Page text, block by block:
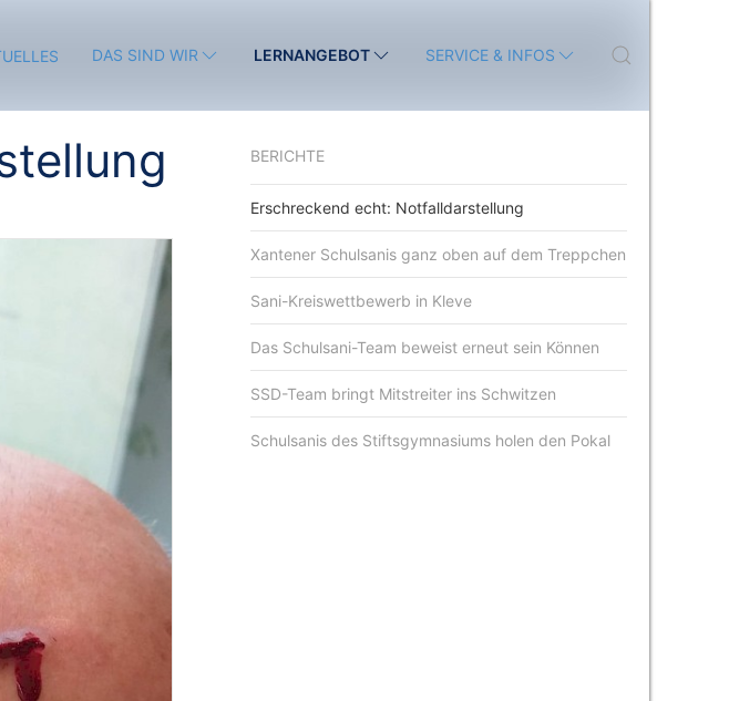
DAS SIND WIR LERNANGEBOT SERVICE & INFOS
BERICHTE
Erschreckend echt: Notfalldarstellung
Xantener Schulsanis ganz oben auf dem Treppchen
Sani-Kreiswettbewerb in Kleve
Das Schulsani-Team beweist erneut sein Können
SSD-Team bringt Mitstreiter ins Schwitzen
Schulsanis des Stiftsgymnasiums holen den Pokal